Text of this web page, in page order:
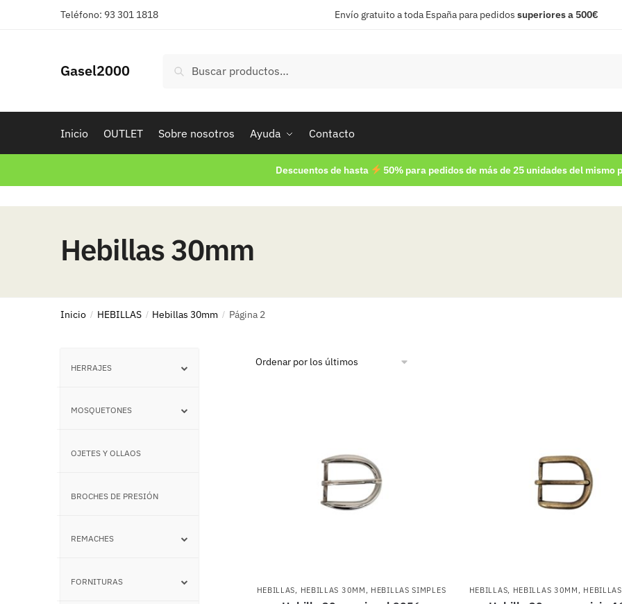
Teléfono: 93 301 1818 Envío gratuito a toda España para pedidos superiores a 500€
Gasel2000
por:
Buscar
Inicio OUTLET Sobre nosotros Ayuda Contacto
Descuentos de hasta 50% para pedidos de más de 25 unidades del mismo
Hebillas 30mm
Inicio / HEBILLAS / Hebillas 30mm / Página 2
HEBILLAS, HEBILLAS 30MM , HEBILLAS SIMPLES HEBILLAS, HEBILLAS 30MM ,
HERRAJES
–
MOSQUETONES
–
OJETES Y OLLAOS
–
BROCHES DE PRESIÓN
–
REMACHES
–
FORNITURAS
–